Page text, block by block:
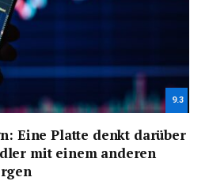
9.3
Eine Platte denkt darüber
mit einem anderen